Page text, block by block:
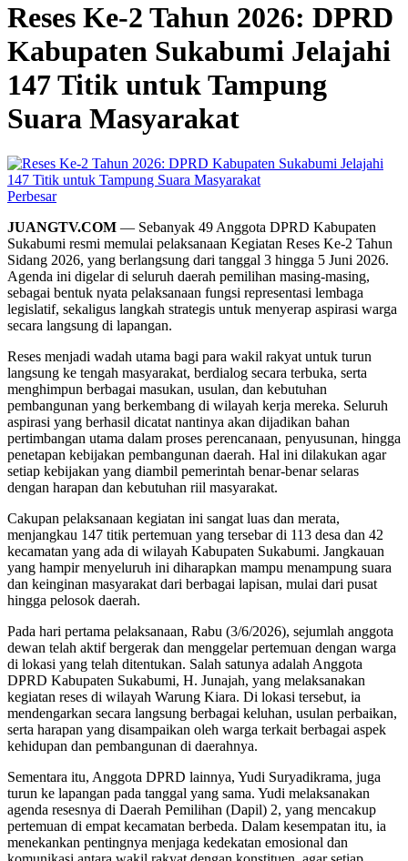
Reses Ke-2 Tahun 2026: DPRD
Kabupaten Sukabumi Jelajahi
147 Titik untuk Tampung
Suara Masyarakat
Perbesar
JUANGTV.COM — Sebanyak 49 Anggota DPRD Kabupaten
Sukabumi resmi memulai pelaksanaan Kegiatan Reses Ke-2 Tahun
Sidang 2026, yang berlangsung dari tanggal 3 hingga 5 Juni 2026.
Agenda ini digelar di seluruh daerah pemilihan masing-masing,
sebagai bentuk nyata pelaksanaan fungsi representasi lembaga
legislatif, sekaligus langkah strategis untuk menyerap aspirasi warga
secara langsung di lapangan.
Reses menjadi wadah utama bagi para wakil rakyat untuk turun
langsung ke tengah masyarakat, berdialog secara terbuka, serta
menghimpun berbagai masukan, usulan, dan kebutuhan
pembangunan yang berkembang di wilayah kerja mereka. Seluruh
aspirasi yang berhasil dicatat nantinya akan dijadikan bahan
pertimbangan utama dalam proses perencanaan, penyusunan, hingga
penetapan kebijakan pembangunan daerah. Hal ini dilakukan agar
setiap kebijakan yang diambil pemerintah benar-benar selaras
dengan harapan dan kebutuhan riil masyarakat.
Cakupan pelaksanaan kegiatan ini sangat luas dan merata,
menjangkau 147 titik pertemuan yang tersebar di 113 desa dan 42
kecamatan yang ada di wilayah Kabupaten Sukabumi. Jangkauan
yang hampir menyeluruh ini diharapkan mampu menampung suara
dan keinginan masyarakat dari berbagai lapisan, mulai dari pusat
hingga pelosok daerah.
Pada hari pertama pelaksanaan, Rabu (3/6/2026), sejumlah anggota
dewan telah aktif bergerak dan menggelar pertemuan dengan warga
di lokasi yang telah ditentukan. Salah satunya adalah Anggota
DPRD Kabupaten Sukabumi, H. Junajah, yang melaksanakan
kegiatan reses di wilayah Warung Kiara. Di lokasi tersebut, ia
mendengarkan secara langsung berbagai keluhan, usulan perbaikan,
serta harapan yang disampaikan oleh warga terkait berbagai aspek
kehidupan dan pembangunan di daerahnya.
Sementara itu, Anggota DPRD lainnya, Yudi Suryadikrama, juga
turun ke lapangan pada tanggal yang sama. Yudi melaksanakan
agenda resesnya di Daerah Pemilihan (Dapil) 2, yang mencakup
pertemuan di empat kecamatan berbeda. Dalam kesempatan itu, ia
menekankan pentingnya menjaga kedekatan emosional dan